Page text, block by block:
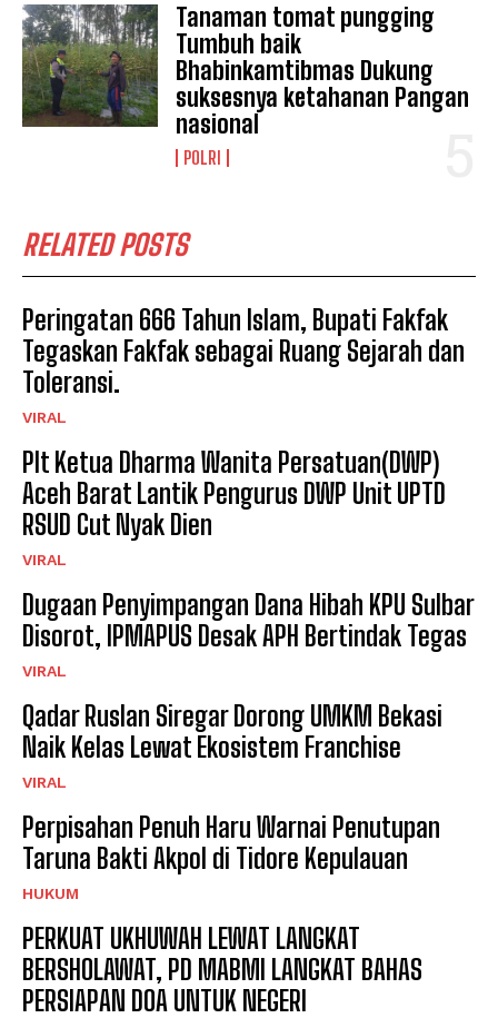
Tanaman tomat pungging
Tumbuh baik
Bhabinkamtibmas Dukung
suksesnya ketahanan Pangan
nasional
POLRI
RELATED POSTS
Peringatan 666 Tahun Islam, Bupati Fakfak
Tegaskan Fakfak sebagai Ruang Sejarah dan
Toleransi.
VIRAL
Plt Ketua Dharma Wanita Persatuan(DWP)
Aceh Barat Lantik Pengurus DWP Unit UPTD
RSUD Cut Nyak Dien
VIRAL
Dugaan Penyimpangan Dana Hibah KPU Sulbar
Disorot, IPMAPUS Desak APH Bertindak Tegas
VIRAL
Qadar Ruslan Siregar Dorong UMKM Bekasi
Naik Kelas Lewat Ekosistem Franchise
VIRAL
Perpisahan Penuh Haru Warnai Penutupan
Taruna Bakti Akpol di Tidore Kepulauan
HUKUM
PERKUAT UKHUWAH LEWAT LANGKAT
BERSHOLAWAT, PD MABMI LANGKAT BAHAS
PERSIAPAN DOA UNTUK NEGERI